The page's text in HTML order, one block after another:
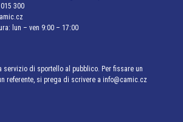
300
lun – ven 9:00 – 17:00
servizio di sportello al pubblico. Per fissare un
referente, si prega di scrivere a info@camic.cz